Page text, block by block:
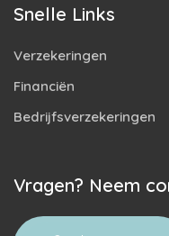
Snelle Links
Verzekeringen
Financiën
Bedrijfsverzekeringen
Vragen? Neem